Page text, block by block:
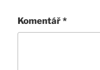
Komentář*